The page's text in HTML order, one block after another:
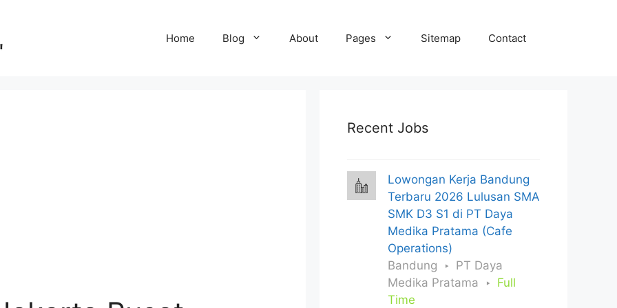
Home Blog About Pages Sitemap Contact
Recent Jobs
Lowongan Kerja Bandung
Terbaru 2026 Lulusan SMA
SMK D3 S1 di PT Daya
Medika Pratama (Cafe
Operations)
Bandung
PT Daya
Medika Pratama
Full
Time